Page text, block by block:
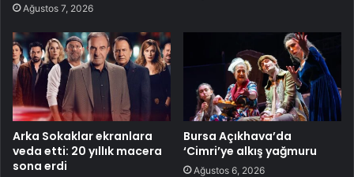
Ağustos 7, 2026
Arka Sokaklar ekranlara
veda etti: 20 yıllık macera
sona erdi
Bursa Açıkhava’da
‘Cimri’ye alkış yağmuru
Ağustos 6, 2026